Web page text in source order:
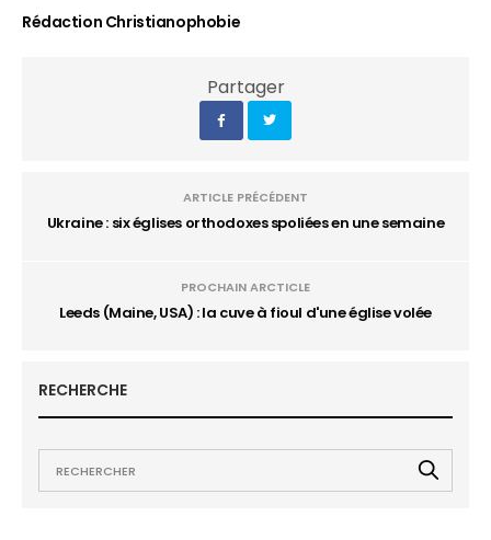
Rédaction Christianophobie
Partager
ARTICLE PRÉCÉDENT
Ukraine : six églises orthodoxes spoliées en une semaine
PROCHAIN ARCTICLE
Leeds (Maine, USA) : la cuve à fioul d'une église volée
RECHERCHE